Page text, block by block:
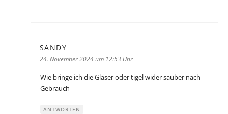
SANDY
24. November 2024 um 12:53 Uhr
Wie bringe ich die Gläser oder tigel wider sauber nach
Gebrauch
ANTWORTEN